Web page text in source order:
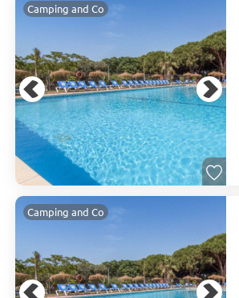
Camping and Co
Camping and Co